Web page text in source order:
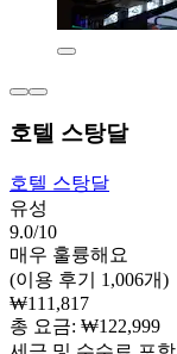
호텔 스탕달
호텔 스탕달
유성
9.0/10
매우 훌륭해요
(이용 후기 1,006개)
₩111,817
총 요금: ₩122,999